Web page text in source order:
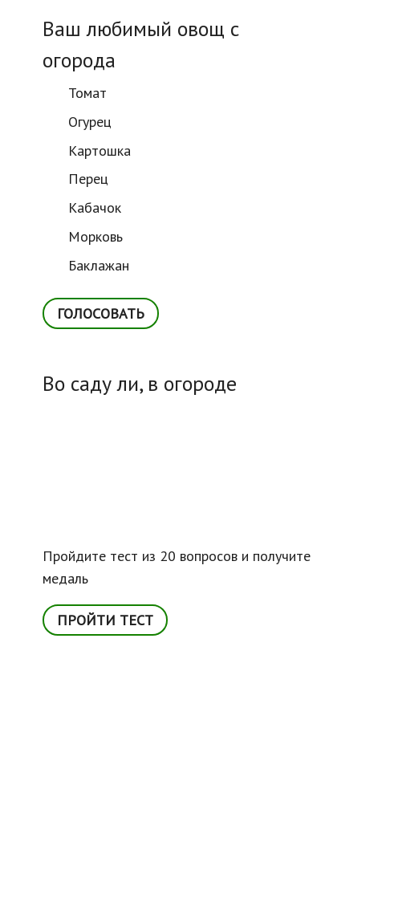
Ваш любимый овощ с
огорода
Томат
Огурец
Картошка
Перец
Кабачок
Морковь
Баклажан
Во саду ли, в огороде
Пройдите тест из 20 вопросов и получите
медаль
ПРОЙТИ ТЕСТ